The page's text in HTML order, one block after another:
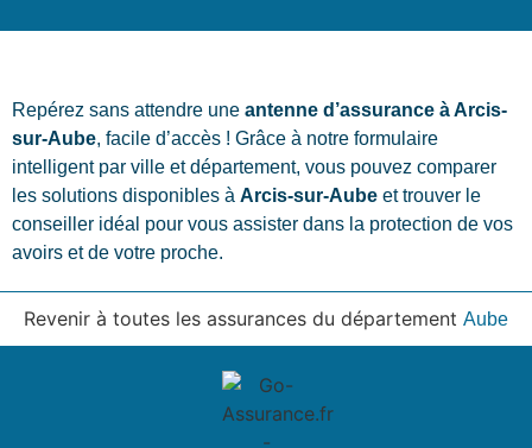
Repérez sans attendre une antenne d’assurance à Arcis-
sur-Aube, facile d’accès ! Grâce à notre formulaire
intelligent par ville et département, vous pouvez comparer
les solutions disponibles à Arcis-sur-Aube et trouver le
conseiller idéal pour vous assister dans la protection de vos
avoirs et de votre proche.
Revenir à toutes les assurances du département Aube